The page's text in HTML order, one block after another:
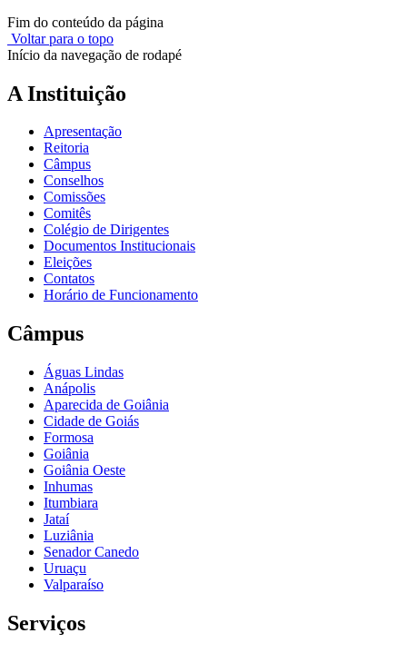
Fim do conteúdo da página
Voltar para o topo
Início da navegação de rodapé
A Instituição
Apresentação
Reitoria
Câmpus
Conselhos
Comissões
Comitês
Colégio de Dirigentes
Documentos Institucionais
Eleições
Contatos
Horário de Funcionamento
Câmpus
Águas Lindas
Anápolis
Aparecida de Goiânia
Cidade de Goiás
Formosa
Goiânia
Goiânia Oeste
Inhumas
Itumbiara
Jataí
Luziânia
Senador Canedo
Uruaçu
Valparaíso
Serviços